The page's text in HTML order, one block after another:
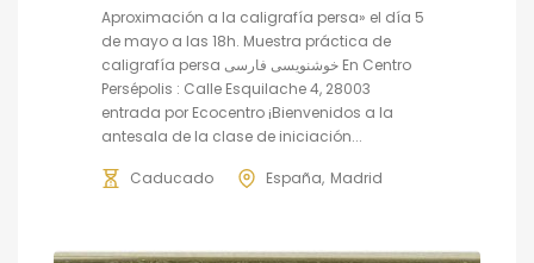
Aproximación a la caligrafía persa» el día 5
de mayo a las 18h. Muestra práctica de
caligrafía persa خوشنویسی فارسی En Centro
Persépolis : Calle Esquilache 4, 28003
entrada por Ecocentro ¡Bienvenidos a la
antesala de la clase de iniciación...
Caducado España Madrid